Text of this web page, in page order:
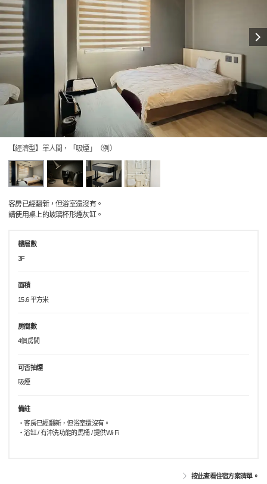
【經濟型】單人間，「吸煙」（例）
客房已經翻新，但浴室還沒有。
請使用桌上的玻璃杯形煙灰缸。
樓層數
3F
面積
15.6 平方米
房間數
4個房間
可否抽煙
吸煙
備註
・客房已經翻新，但浴室還沒有。
・浴缸 / 有沖洗功能的馬桶 / 提供Wi-Fi
按此查看住宿方案清單。